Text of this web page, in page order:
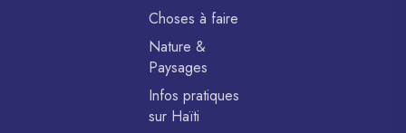
Choses à faire
Nature &
Paysages
Infos pratiques
sur Haïti